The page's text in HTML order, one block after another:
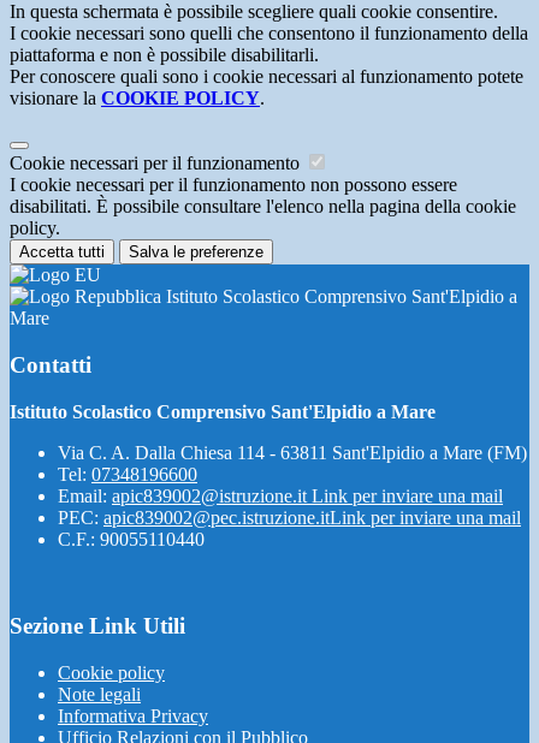
In questa schermata è possibile scegliere quali cookie consentire.
I cookie necessari sono quelli che consentono il funzionamento della
piattaforma e non è possibile disabilitarli.
Per conoscere quali sono i cookie necessari al funzionamento potete
visionare la COOKIE POLICY.
Cookie necessari per il funzionamento
I cookie necessari per il funzionamento non possono essere
disabilitati. È possibile consultare l'elenco nella pagina della cookie
policy.
Accetta tutti Salva le preferenze
Istituto Scolastico Comprensivo Sant'Elpidio a
Mare
Contatti
Istituto Scolastico Comprensivo Sant'Elpidio a Mare
Via C. A. Dalla Chiesa 114 - 63811 Sant'Elpidio a Mare (FM)
Tel: 07348196600
Email: apic839002@istruzione.it Link per inviare una mail
PEC: apic839002@pec.istruzione.itLink per inviare una mail
C.F.: 90055110440
Sezione Link Utili
Cookie policy
Note legali
Informativa Privacy
Ufficio Relazioni con il Pubblico